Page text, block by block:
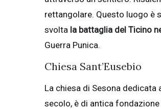
rettangolare. Questo luogo è
svolta la battaglia del Ticino
Guerra Punica.
Chiesa Sant’Eusebio
La chiesa di Sesona dedicata
secolo, è di antica